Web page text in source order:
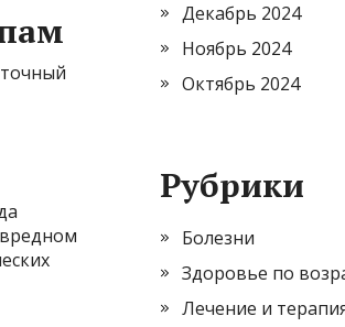
Декабрь 2024
Ноябрь 2024
Октябрь 2024
Рубрики
Болезни
Здоровье по
Лечение и